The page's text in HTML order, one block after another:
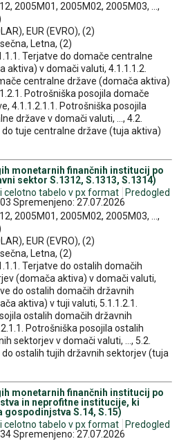
2005M01, 2005M02, 2005M03, ...,
EUR (EVRO), (2)
Letna, (2)
Terjatve do domače centralne
aktiva) v domači valuti, 4.1.1.1.2.
centralne države (domača aktiva)
Potrošniška posojila domače
4.1.1.2.1.1. Potrošniška posojila
države v domači valuti, ..., 4.2.
tuje centralne države (tuja aktiva)
monetarnih finančnih institucij po
sektor S.1312, S.1313, S.1314)
celotno tabelo v px format
Predogled
Spremenjeno: 27.07.2026
2005M01, 2005M02, 2005M03, ...,
EUR (EVRO), (2)
Letna, (2)
Terjatve do ostalih domačih
(domača aktiva) v domači valuti,
do ostalih domačih državnih
aktiva) v tuji valuti, 5.1.1.2.1.
ostalih domačih državnih
Potrošniška posojila ostalih
sektorjev v domači valuti, ..., 5.2.
ostalih tujih državnih sektorjev (tuja
monetarnih finančnih institucij po
in neprofitne institucije, ki
S.14, S.15)
celotno tabelo v px format
Predogled
Spremenjeno: 27.07.2026